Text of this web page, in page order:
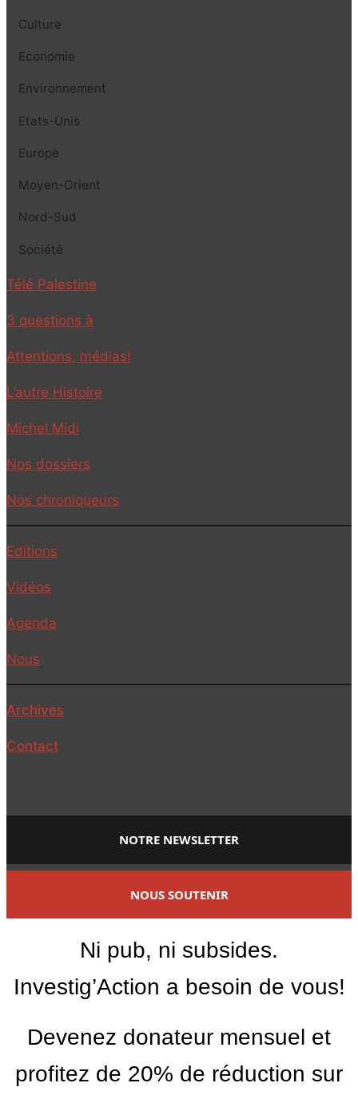
Culture
Economie
Environnement
Etats-Unis
Europe
Moyen-Orient
Nord-Sud
Société
Télé Palestine
3 questions à
Attentions, médias!
L’autre Histoire
Michel Midi
Nos dossiers
Nos chroniqueurs
Editions
Vidéos
Agenda
Nous
Archives
Contact
NOTRE NEWSLETTER
NOUS SOUTENIR
Ni pub, ni subsides.
Investig’Action a besoin de vous!
Devenez donateur mensuel et
profitez de 20% de réduction sur